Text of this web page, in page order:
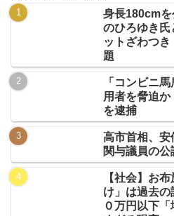
身長180cm
のひろゆき氏
ットざわつ
題
「コンビニ
用者を脅迫
を逮捕
高市首相、
関与議員の公
【社会】お
け」は過去
０万円以下